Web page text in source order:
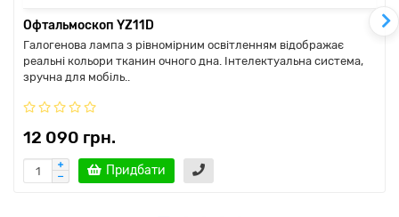
Офтальмоскоп YZ11D
Галогенова лампа з рівномірним освітленням відображає
реальні кольори тканин очного дна. Інтелектуальна система,
зручна для мобіль..
12 090 грн.
Придбати